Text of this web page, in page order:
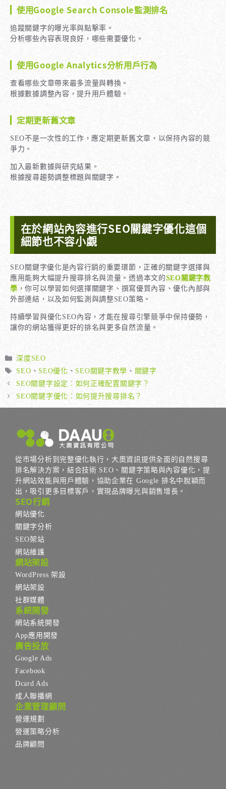
使用Google Search Console監測排名
追蹤關鍵字的曝光率與點擊率。
分析哪些內容表現良好，哪些需要優化。
使用Google Analytics分析用戶行為
查看哪些文章帶來最多流量與轉換。
根據數據調整內容，提升用戶體驗。
定期更新舊文章
SEO不是一次性的工作，應定期更新舊文章，以保持內容的競
爭力。
加入最新數據與研究結果。
根據搜尋趨勢調整標題與關鍵字。
在於網站內容進行SEO關鍵字優化這個
細節也不容小覷
SEO關鍵字優化是內容行銷的重要環節，正確的關鍵字選擇與
應用能夠大幅提升搜尋排名與流量。透過本文的SEO關鍵字教
學，你可以學習如何選擇關鍵字、撰寫優質內容、優化內部與
外部連結，以及如何監測與調整SEO策略。
持續學習與優化SEO內容，才能在搜尋引擎競爭中保持優勢，
讓你的網站獲得更好的排名與更多自然流量。
分
類
深度SEO
標
籤
SEO 、 SEO優化 、 SEO關鍵字教學 、 關鍵字
SEO關鍵字設定：如何正確配置關鍵字？
SEO關鍵字優化：如何提升搜尋排名？
從市場分析到完整優化執行，大奧資訊提供全面的自然搜尋
排名解決方案，結合技術 SEO、關鍵字策略與內容優化，提
升網站效能與用戶體驗，協助企業在 Google 排名中脫穎而
出，吸引更多目標客戶，實現品牌曝光與銷售增長。
SEO行銷
網站優化
關鍵字分析
SEO架站
網站維護
網站架設
WordPress 架設
網站架設
社群媒體
系統開發
網站系統開發
App應用開發
廣告投放
Google Ads
Facebook
Dcard Ads
成人聯播網
企業管理顧問
營運規劃
營運策略分析
品牌顧問